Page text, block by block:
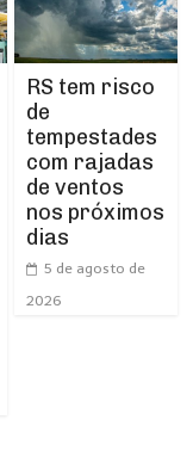
RS tem risco
de
tempestades
com rajadas
de ventos
nos próximos
dias
5 de agosto de
2026